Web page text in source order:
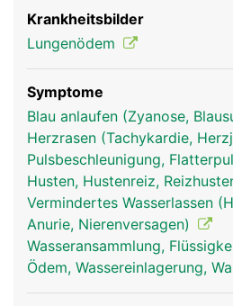
lungenvenen
Krankheitsbilder
Lungenödem
Symptome
Blau anlaufen (Zyanose,
Herzrasen (Tachykardie,
Pulsbeschleunigung,
Husten, Hustenreiz,
Vermindertes Wasserlassen
Anurie, Nierenversagen)
Wasseransammlung,
Ödem, Wassereinlagerung,